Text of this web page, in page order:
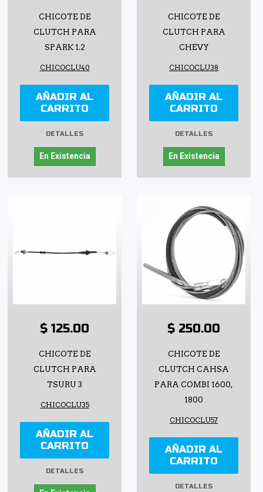
CHICOTE DE
CLUTCH PARA
SPARK 1.2
CHICOCLU40
AÑADIR AL
CARRITO
DETALLES
En Existencia
CHICOTE DE
CLUTCH PARA
CHEVY
CHICOCLU38
AÑADIR AL
CARRITO
DETALLES
En Existencia
$ 125.00
CHICOTE DE
CLUTCH PARA
TSURU 3
CHICOCLU35
AÑADIR AL
CARRITO
DETALLES
$ 250.00
CHICOTE DE
CLUTCH CAHSA
PARA COMBI 1600,
1800
CHICOCLU57
AÑADIR AL
CARRITO
DETALLES